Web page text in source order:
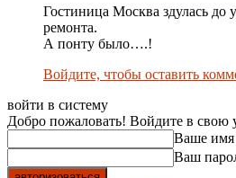
Гостиница Москва здулась до
ремонта.
А понту было….!
Войдите, чтобы оставить
войти в систему
Добро пожаловать! Войдите в свою
Ваше имя
Ваш